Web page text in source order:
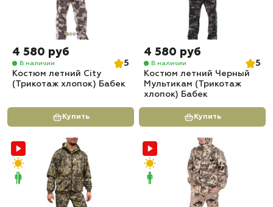
4 580 руб
В наличии
5
Костюм летний City
(Трикотаж хлопок) Бабек
Купить
4 580 руб
В наличии
5
Костюм летний Черный
Мультикам (Трикотаж
хлопок) Бабек
Купить